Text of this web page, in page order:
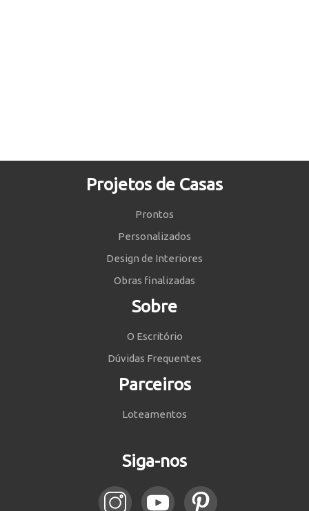
Projetos de Casas
Prontos
Personalizados
Design de Interiores
Obras finalizadas
Sobre
O Escritório
Dúvidas Frequentes
Parceiros
Loteamentos
Siga-nos